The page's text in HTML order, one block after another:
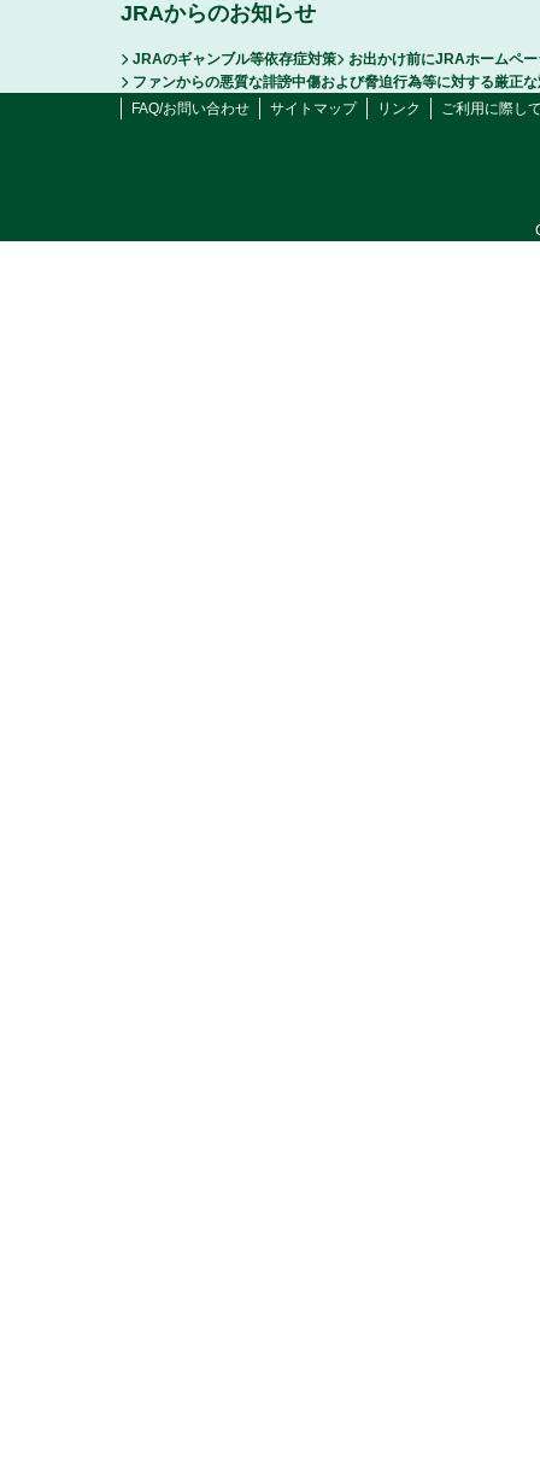
JRAからのお知らせ
JRAのギャンブル等依存症対策
お出かけ前にJRAホームペ
ファンからの悪質な誹謗中傷および脅迫行為等に対する厳正
FAQ/お問い合わせ
サイトマップ リンク ご利用に際し